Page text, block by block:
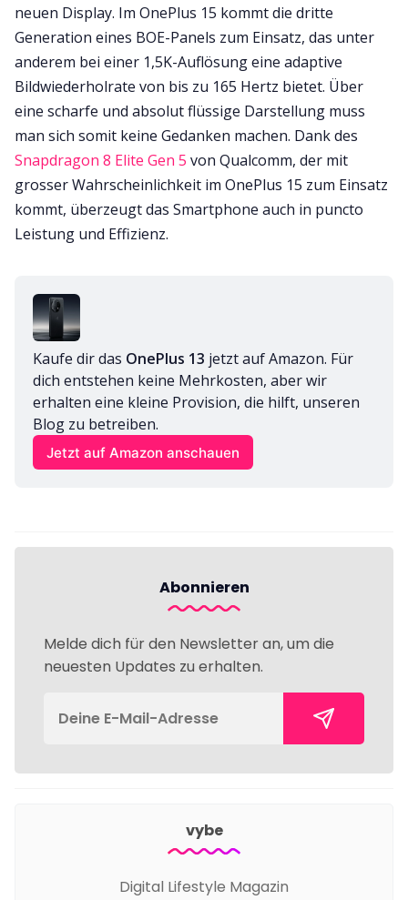
neuen Display. Im OnePlus 15 kommt die dritte
Generation eines BOE-Panels zum Einsatz, das unter
anderem bei einer 1,5K-Auflösung eine adaptive
Bildwiederholrate von bis zu 165 Hertz bietet. Über
eine scharfe und absolut flüssige Darstellung muss
man sich somit keine Gedanken machen. Dank des
Snapdragon 8 Elite Gen 5 von Qualcomm, der mit
grosser Wahrscheinlichkeit im OnePlus 15 zum Einsatz
kommt, überzeugt das Smartphone auch in puncto
Leistung und Effizienz.
Kaufe dir das OnePlus 13 jetzt auf Amazon. Für
dich entstehen keine Mehrkosten, aber wir
erhalten eine kleine Provision, die hilft, unseren
Blog zu betreiben.
Jetzt auf Amazon anschauen
Abonnieren
Melde dich für den Newsletter an, um die
neuesten Updates zu erhalten.
vybe
Digital Lifestyle Magazin